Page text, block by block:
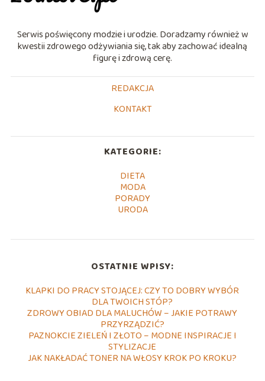
Serwis poświęcony modzie i urodzie. Doradzamy również w
kwestii zdrowego odżywiania się, tak aby zachować idealną
figurę i zdrową cerę.
REDAKCJA
KONTAKT
KATEGORIE:
DIETA
MODA
PORADY
URODA
OSTATNIE WPISY:
KLAPKI DO PRACY STOJĄCEJ: CZY TO DOBRY WYBÓR
DLA TWOICH STÓP?
ZDROWY OBIAD DLA MALUCHÓW – JAKIE POTRAWY
PRZYRZĄDZIĆ?
PAZNOKCIE ZIELEŃ I ZŁOTO – MODNE INSPIRACJE I
STYLIZACJE
JAK NAKŁADAĆ TONER NA WŁOSY KROK PO KROKU?